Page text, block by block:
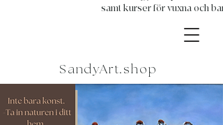
samt kurser för vuxna och
SandyArt.shop